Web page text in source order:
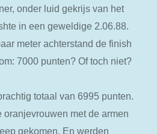
onder luid gekrijs van het
in een geweldige 2.06.88.
meter achterstand de finish
7000 punten? Of toch niet?
totaal van 6995 punten.
oranjevrouwen met de armen
gekomen. En werden